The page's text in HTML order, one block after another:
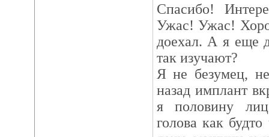
Спасибо!
Ужас! Ужас!
доехал. А я еще
так изучают?
Я не безумец,
назад имплант
я половину
голова как